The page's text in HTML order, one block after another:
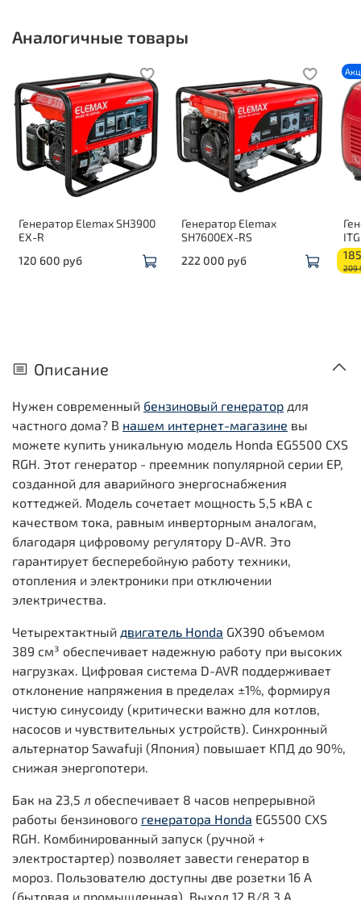
Аналогичные товары
Генератор Elemax SH3900
EX-R
120 600 руб
Генератор Elemax
SH7600EX-RS
222 000 руб
209
Описание
Нужен современный бензиновый генератор для
частного дома? В нашем интернет-магазине вы
можете купить уникальную модель Honda EG5500 CXS
RGH. Этот генератор - преемник популярной серии EP,
созданной для аварийного энергоснабжения
коттеджей. Модель сочетает мощность 5,5 кВА с
качеством тока, равным инверторным аналогам,
благодаря цифровому регулятору D-AVR. Это
гарантирует бесперебойную работу техники,
отопления и электроники при отключении
электричества.
Четырехтактный двигатель Honda GX390 объемом
389 см³ обеспечивает надежную работу при высоких
нагрузках. Цифровая система D-AVR поддерживает
отклонение напряжения в пределах ±1%, формируя
чистую синусоиду (критически важно для котлов,
насосов и чувствительных устройств). Синхронный
альтернатор Sawafuji (Япония) повышает КПД до 90%,
снижая энергопотери.
Бак на 23,5 л обеспечивает 8 часов непрерывной
работы бензинового генератора Honda EG5500 CXS
RGH. Комбинированный запуск (ручной +
электростартер) позволяет завести генератор в
мороз. Пользователю доступны две розетки 16 А
(бытовая и промышленная). Выход 12 В/8,3 А